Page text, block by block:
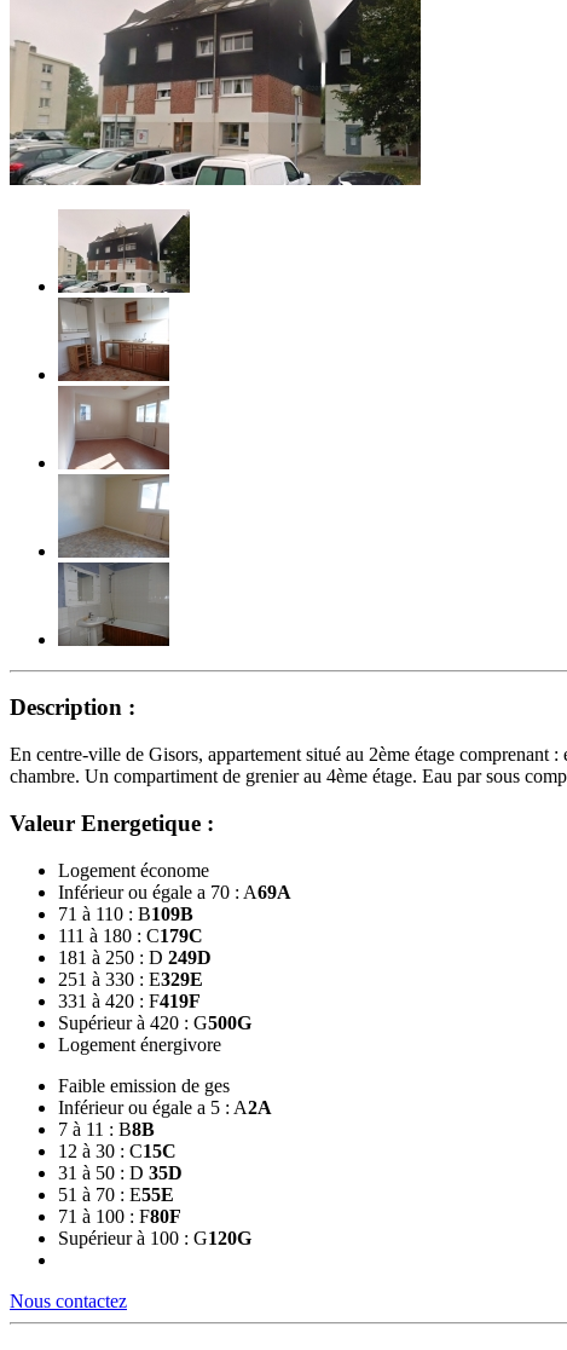
Description :
En centre-ville de Gisors, appartement situé au 2ème étage comprenant
chambre. Un compartiment de grenier au 4ème étage. Eau par sous
Valeur Energetique :
Logement économe
Inférieur ou égale a 70 : A69A
71 à 110 : B109B
111 à 180 : C179C
181 à 250 : D 249D
251 à 330 : E329E
331 à 420 : F419F
Supérieur à 420 : G500G
Logement énergivore
Faible emission de ges
Inférieur ou égale a 5 : A2A
7 à 11 : B8B
12 à 30 : C15C
31 à 50 : D 35D
51 à 70 : E55E
71 à 100 : F80F
Supérieur à 100 : G120G
Nous contactez